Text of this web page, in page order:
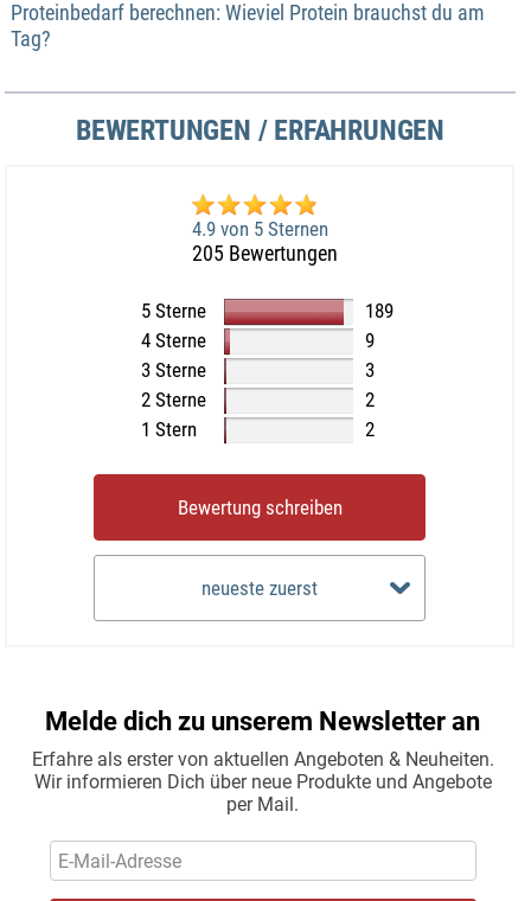
Proteinbedarf berechnen: Wieviel Protein brauchst du am
Tag?
BEWERTUNGEN / ERFAHRUNGEN
4.9 von 5 Sternen
205 Bewertungen
5 Sterne
189
4 Sterne
9
3 Sterne
3
2 Sterne
2
1 Stern
2
Bewertung schreiben
neueste zuerst
Melde dich zu unserem Newsletter an
Erfahre als erster von aktuellen Angeboten & Neuheiten.
Wir informieren Dich über neue Produkte und Angebote
per Mail.